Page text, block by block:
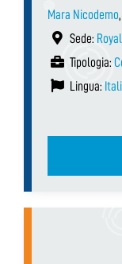
Mara Nicodemo,
Sede:
Tipologia:
Lingua: